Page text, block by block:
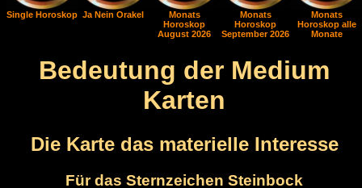
Single Horoskop Ja Nein Orakel
Monats
Horoskop
August 2026
Monats
Horoskop
September 2026
Monats
Horoskop alle
Monate
Bedeutung der Medium
Karten
Die Karte das materielle Interesse
Für das Sternzeichen Steinbock